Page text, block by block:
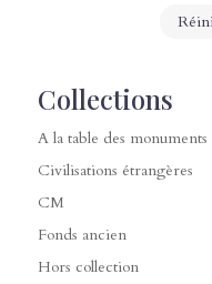
Collections
A la table des monuments
Civilisations étrangères
CM
Fonds ancien
Hors collection